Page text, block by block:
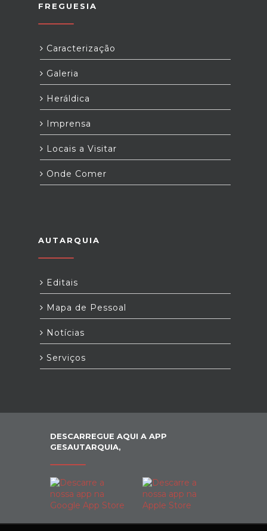
FREGUESIA
Caracterização
Galeria
Heráldica
Imprensa
Locais a Visitar
Onde Comer
AUTARQUIA
Editais
Mapa de Pessoal
Notícias
Serviços
DESCARREGUE AQUI A APP
GESAUTARQUIA,